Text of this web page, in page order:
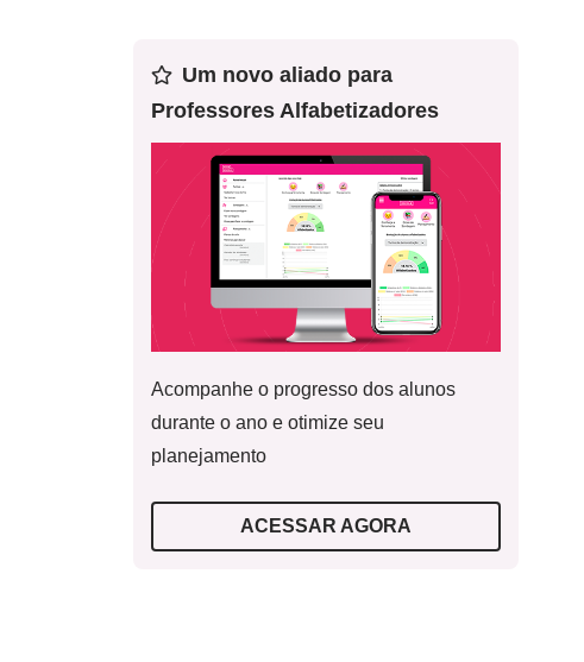
Um novo aliado para
Professores Alfabetizadores
Acompanhe o progresso dos alunos
durante o ano e otimize seu
planejamento
ACESSAR AGORA